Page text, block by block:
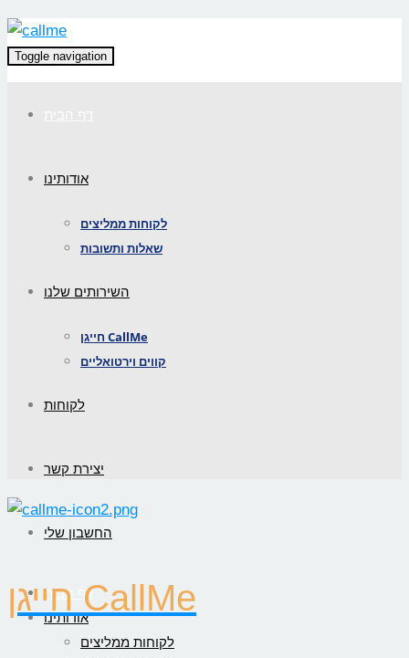
Toggle navigation
אודותינו
לקוחות ממליצים
שאלות ותשובות
השירותים שלנו
חייגן CallMe
קווים וירטואליים
לקוחות
יצירת קשר
החשבון שלי
דף הבית
אודותינו
לקוחות ממליצים
חייגן CallMe